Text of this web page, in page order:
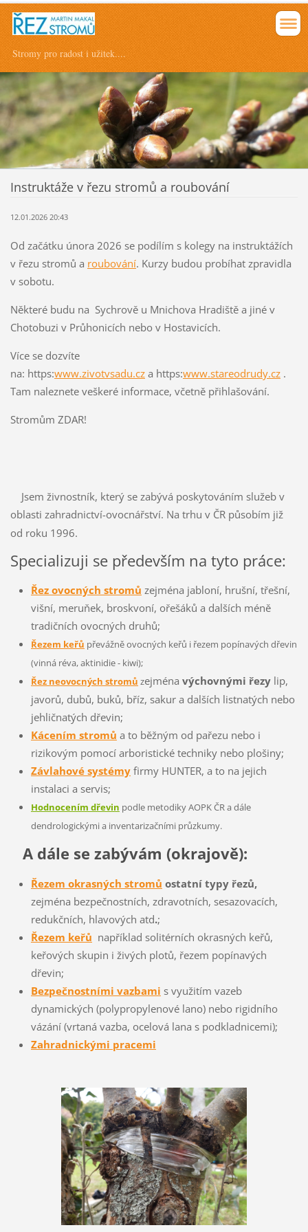
Stromy pro radost i užitek....
Instruktáže v řezu stromů a roubování
12.01.2026 20:43
Od začátku února 2026 se podílím s kolegy na instruktážích
v řezu stromů a roubování. Kurzy budou probíhat zpravidla
v sobotu.
Některé budu na Sychrově u Mnichova Hradiště a jiné v
Chotobuzi v Průhonicích nebo v Hostavicích.
Více se dozvíte
na: https:www.zivotvsadu.cza https:www.stareodrudy.cz.
Tam naleznete veškeré informace, včetně přihlašování.
Stromům ZDAR!
Jsem živnostník, který se zabývá poskytováním služeb v
oblasti zahradnictví-ovocnářství. Na trhu v ČR působím již
od roku 1996.
Specializuji se především na tyto práce:
Řez ovocných stromů zejména jabloní, hrušní, třešní,
višní, meruňek, broskvoní, ořešáků a dalších méně
tradičních ovocných druhů;
Řezem keřů převážně ovocných keřů i řezem popínavých dřevin
(vinná réva, aktinidie - kiwi);
Řez neovocných stromů zejména výchovnými řezylip,
javorů, dubů, buků, bříz, sakur a dalších listnatých nebo
jehličnatých dřevin;
Kácením stromů a to běžným od pařezu nebo i
rizikovým pomocí arboristické techniky nebo plošiny;
Závlahové systémyfirmy HUNTER, a to na jejich
instalaci a servis;
Hodnocením dřevin podle metodiky AOPK ČR a dále
dendrologickými a inventarizačními průzkumy.
A dále se zabývám (okrajově):
Řezem okrasných stromů ostatní typy řezů,
zejména bezpečnostních, zdravotních, sesazovacích,
redukčních, hlavových atd.;
Řezem keřů například solitérních okrasných keřů,
keřových skupin i živých plotů, řezem popínavých
dřevin;
Bezpečnostními vazbami s využitím vazeb
dynamických (polypropylenové lano) nebo rigidního
vázání (vrtaná vazba, ocelová lana s podkladnicemi);
Zahradnickými pracemi